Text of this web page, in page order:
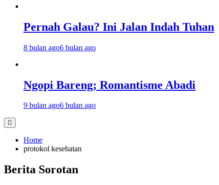
Pernah Galau? Ini Jalan Indah Tuhan
8 bulan ago6 bulan ago
Ngopi Bareng; Romantisme Abadi
9 bulan ago6 bulan ago
Home
protokol kesehatan
Berita Sorotan